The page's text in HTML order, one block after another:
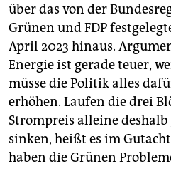
über das von der
Grünen und FDP
April 2023 hinaus.
Energie ist gerade teuer,
müsse die Politik alles
erhöhen. Laufen die drei
Strompreis alleine deshalb
sinken, heißt es im
haben die Grünen